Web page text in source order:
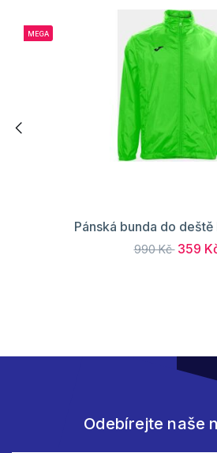
MEGA
Pánská bunda do deště
990 Kč 359
Odebírejte naše